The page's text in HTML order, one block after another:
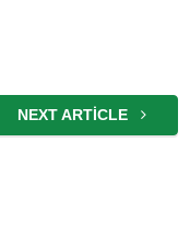
NEXT ARTICLE